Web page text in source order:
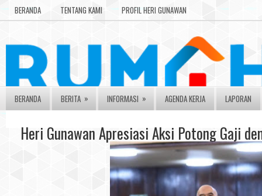
BERANDA TENTANG KAMI PROFIL HERI GUNAWAN
BERANDA BERITA » INFORMASI » AGENDA KERJA LAPORAN
Heri Gunawan Apresiasi Aksi Potong Gaji